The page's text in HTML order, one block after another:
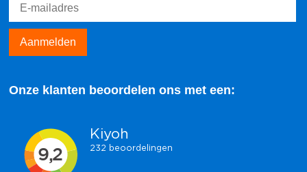
Aanmelden
Onze klanten beoordelen ons met een: